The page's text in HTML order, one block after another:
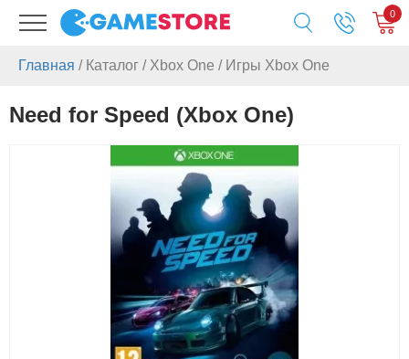
0
Главная / Каталог / Xbox One / Игры Xbox One
Need for Speed (Xbox One)